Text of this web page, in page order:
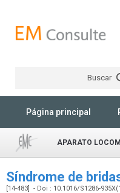
Buscar
Página principal
APARATO
Síndrome de
[14-483] - Doi : 10.1016/S1286-